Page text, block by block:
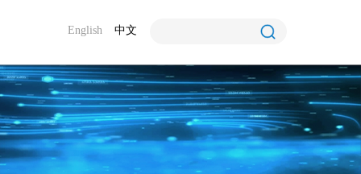
English 中文